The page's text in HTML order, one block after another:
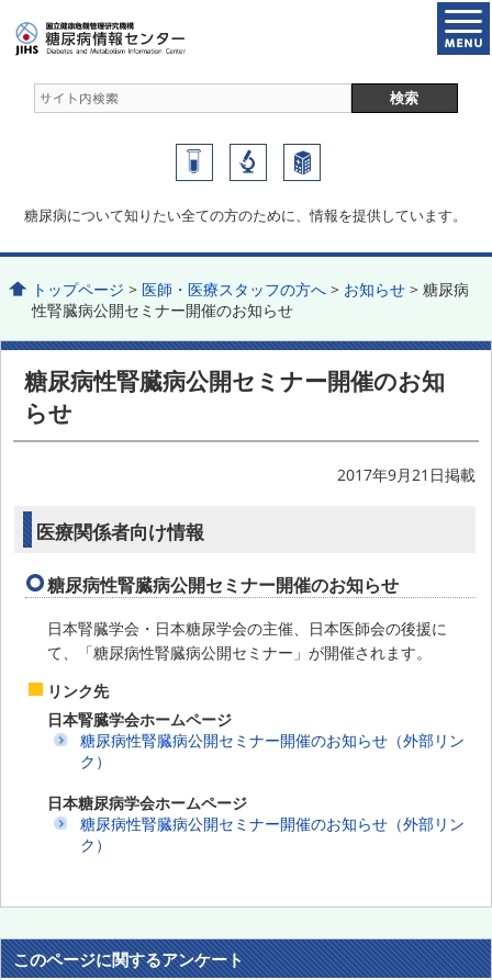
糖尿病について知りたい全ての方のために、情報を提供しています。
トップページ >医師・医療スタッフの方へ > お知らせ > 糖尿病
性腎臓病公開セミナー開催のお知らせ
糖尿病性腎臓病公開セミナー開催のお知
らせ
2017年9月21日掲載
医療関係者向け情報
糖尿病性腎臓病公開セミナー開催のお知らせ
日本腎臓学会・日本糖尿学会の主催、日本医師会の後援に
て、「糖尿病性腎臓病公開セミナー」が開催されます。
リンク先
日本腎臓学会ホームページ
糖尿病性腎臓病公開セミナー開催のお知らせ（外部リン
ク）
日本糖尿病学会ホームページ
糖尿病性腎臓病公開セミナー開催のお知らせ（外部リン
ク）
このページに関するアンケート